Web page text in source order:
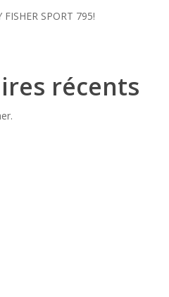
SPORT 795!
récents